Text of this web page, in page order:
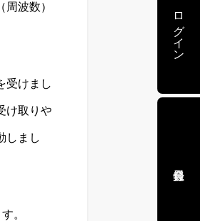
波数）
受けまし
け取りや
しまし
。
ログイン